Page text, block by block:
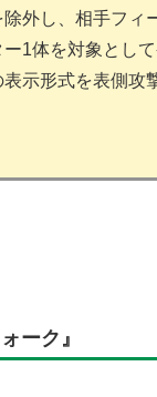
外し、相手フィ
1体を対象とし
示形式を表側攻
ーク』